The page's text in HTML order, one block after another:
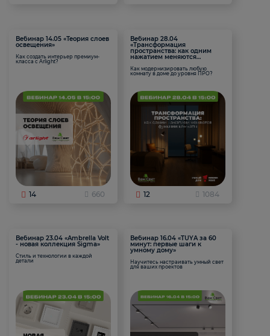
Вебинар 14.05 «Теория слоев
освещения»
Как создать интерьер премиум-
класса с Arlight?
14 660
Вебинар 28.04
«Трансформация
пространства: как одним
нажатием меняются
Как модернизировать любую
комнату в доме до уровня ПРО?
12 1084
Вебинар 23.04 «Ambrella Volt
- новая коллекция Sigma»
Стиль и технологии в каждой
детали
Вебинар 16.04 «TUYA за 60
минут: первые шаги к
умному дому»
Научитесь настраивать умный свет
для ваших проектов